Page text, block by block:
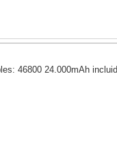
46800 24.000mAh